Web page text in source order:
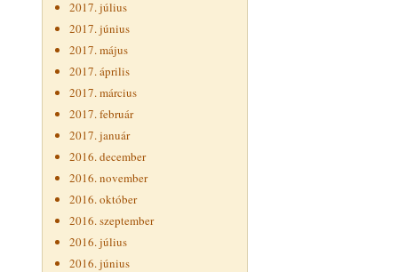
2017. július
2017. június
2017. május
2017. április
2017. március
2017. február
2017. január
2016. december
2016. november
2016. október
2016. szeptember
2016. július
2016. június